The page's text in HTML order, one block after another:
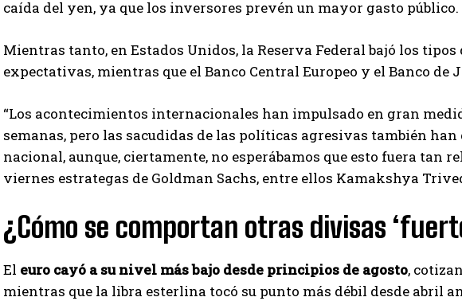
caída del yen, ya que los inversores prevén un mayor gasto público.
Mientras tanto, en Estados Unidos, la Reserva Federal bajó los
expectativas, mientras que el Banco Central Europeo y el Banco
“Los acontecimientos internacionales han impulsado en gran
semanas, pero las sacudidas de las políticas agresivas también
nacional, aunque, ciertamente, no esperábamos que esto fuera tan
viernes estrategas de Goldman Sachs, entre ellos Kamakshya
¿Cómo se comportan otras divisas
El euro cayó a su nivel más bajo desde principios de agosto,
mientras que la libra esterlina tocó su punto más débil desde abril